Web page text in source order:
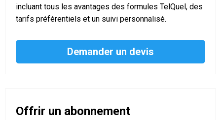
incluant tous les avantages des formules TelQuel, des
tarifs préférentiels et un suivi personnalisé.
Demander un devis
Offrir un abonnement